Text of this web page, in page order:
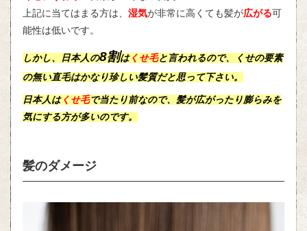
上記に当てはまる方は、 湿気が非常に高くても髪が広がる可
能性は低いです。
しかし、日本人の8割はくせ毛と言われるので、くせの要素
の無い直毛はかなり珍しい髪質だと思って下さい。
日本人はくせ毛で当たり前なので、髪が広がったり膨らみを
気にする方が多いのです。
髪のダメージ